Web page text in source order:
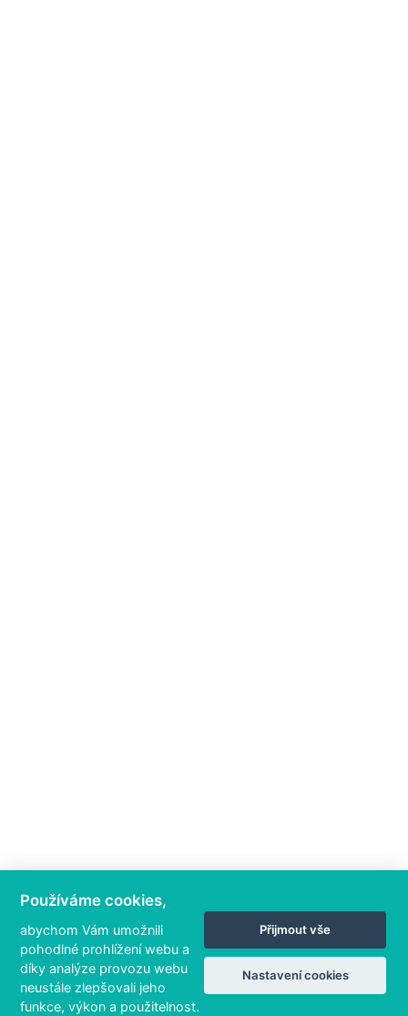
Používáme cookies,
abychom Vám umožnili
pohodlné prohlížení webu a
díky analýze provozu webu
neustále zlepšovali jeho
funkce, výkon a použitelnost.
Přijmout vše
Nastavení cookies